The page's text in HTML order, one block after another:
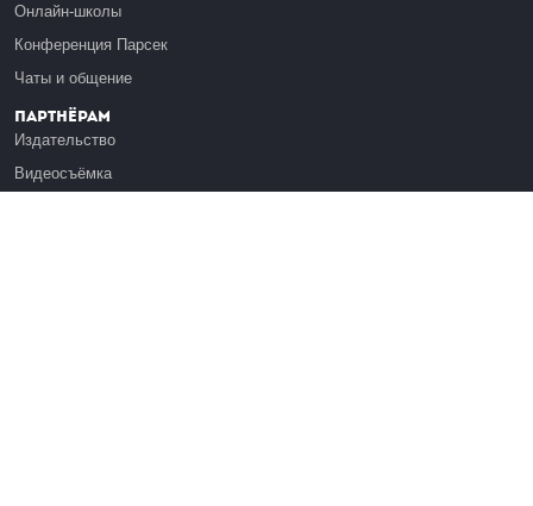
Онлайн-школы
Конференция Парсек
Чаты и общение
Партнёрам
Издательство
Видеосъёмка